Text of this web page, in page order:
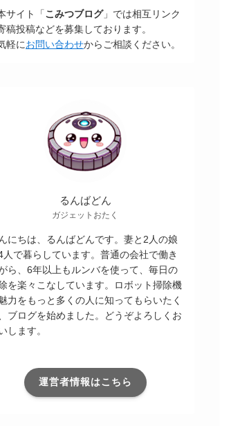
サイト「こみつブログ」では相互リンク
稿投稿などを募集しております。
軽にお問い合わせからご相談ください。
るんばどん
ガジェットおたく
にちは、るんばどんです。妻と2人の娘
人で暮らしています。普通の会社で働き
ら、6年以上もルンバを使って、毎日の
を楽々こなしています。ロボット掃除機
力をもっと多くの人に知ってもらいたく
ブログを始めました。どうぞよろしくお
します。
運営者情報はこちら